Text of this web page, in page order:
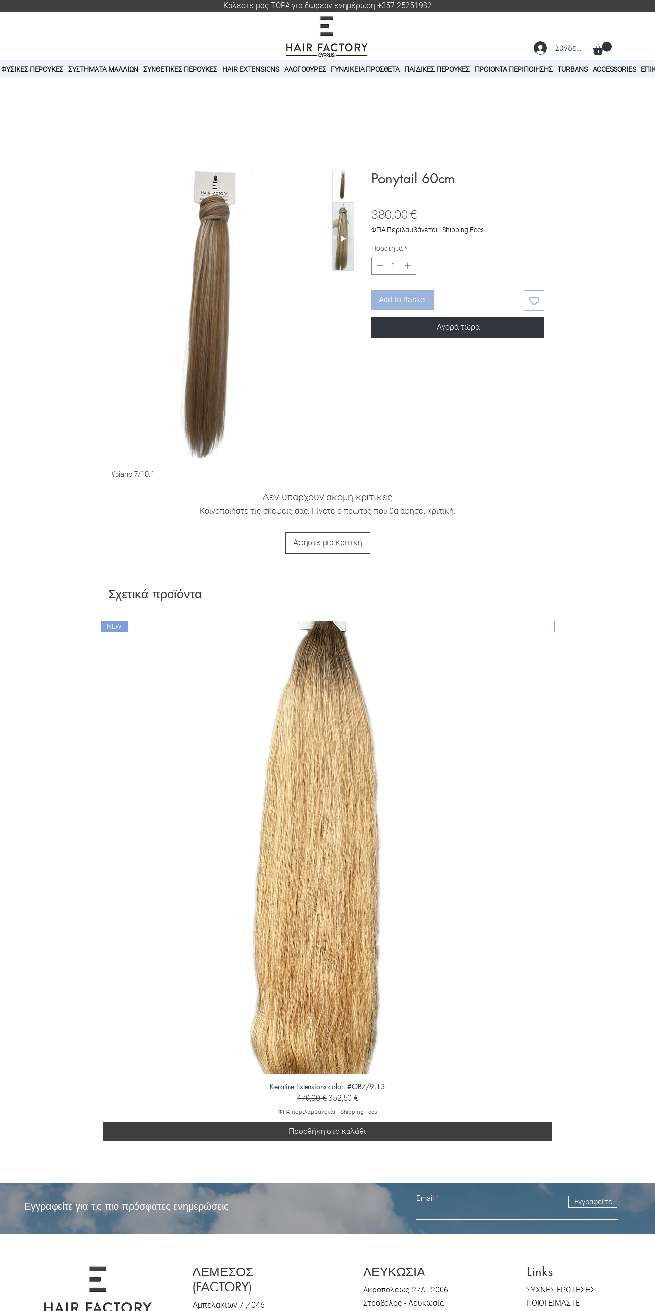
Καλεστε μας ΤΩΡΑ για δωρεάν ενημέρωση +357 25251982
Σύνδεση
ΦΥΣΙΚΕΣ ΠΕΡΟΥΚΕΣ ΣΥΣΤΗΜΑΤΑ ΜΑΛΛΙΩΝ ΣΥΝΘΕΤΙΚΕΣ ΠΕΡΟΥΚΕΣ HAIR EXTENSIONS ΑΛΟΓΟΟΥΡΕΣ ΓΥΝΑΙΚΕΙΑ ΠΡΟΣΘΕΤΑ ΠΑΙΔΙΚΕΣ ΠΕΡΟΥΚΕΣ ΠΡΟΙΟΝΤΑ ΠΕΡΙΠΟΙΗΣΗΣ TURBANS ACCESSORIES
#piano 7/10.1
Ponytail 60cm
380,00 €Τιμή
ΦΠΑ Περιλαμβάνεται | Shipping Fees
Ποσότητα *
Add to Basket
Αγορά τώρα
Δεν υπάρχουν ακόμη κριτικές
Κοινοποιήστε τις σκέψεις σας. Γίνετε ο πρώτος που θα αφήσει κριτική.
Αφήστε μια κριτική
Σχετικά προϊόντα
NEW
Keratine Extensions color: #OB7/9.13
Κανονική τιμή
470,00 € Τιμή Έκπτωσης
352,50 €
ΦΠΑ περιλαμβάνεται| Shipping Fees
Προσθήκη στο καλάθι
Εγγραφείτε για τις πιο πρόσφατες ενημερώσεις
Email Εγγραφείτε
ΛΕΜΕΣΟΣ
(FACTORY)
Αμπελακίων 7 ,4046
ΛΕΥΚΩΣΙΑ
Ακροπολεως 27Α , 2006
Στρόβολος - Λευκωσία
Links
ΣΥΧΝΕΣ ΕΡΩΤΗΣΗΣ
ΠΟΙΟΙ ΕΙΜΑΣΤΕ